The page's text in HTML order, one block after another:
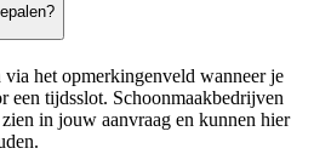
het opmerkingenveld wanneer je
een tijdsslot. Schoonmaakbedrijven
in jouw aanvraag en kunnen hier